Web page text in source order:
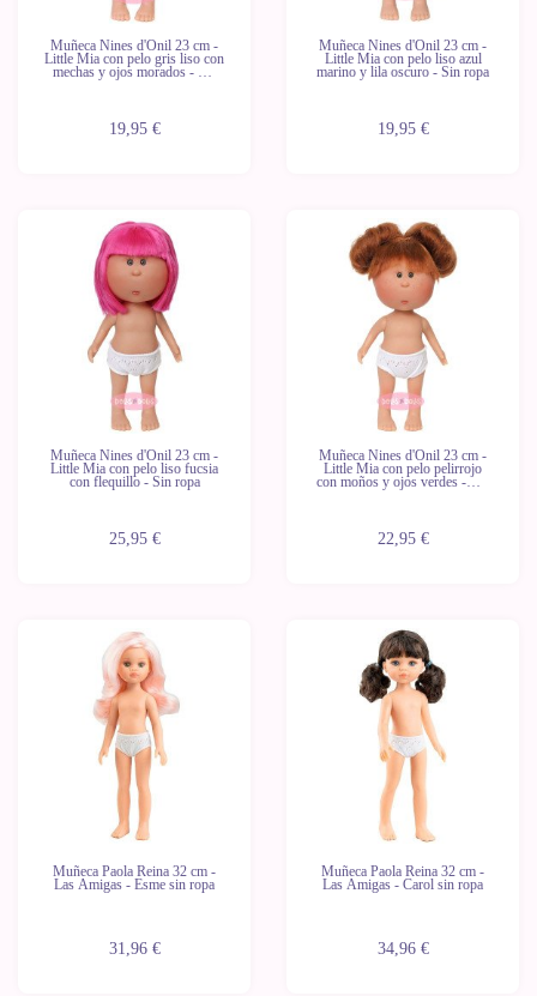
Muñeca Nines d'Onil 23 cm -
Little Mia con pelo gris liso con
mechas y ojos morados - Sin
19,95 €
Muñeca Nines d'Onil 23 cm -
Little Mia con pelo liso azul
marino y lila oscuro - Sin ropa
19,95 €
Muñeca Nines d'Onil 23 cm -
Little Mia con pelo liso fucsia
con flequillo - Sin ropa
25,95 €
Muñeca Nines d'Onil 23 cm -
Little Mia con pelo pelirrojo
con moños y ojos verdes - Sin
ropa
22,95 €
Muñeca Paola Reina 32 cm -
Las Amigas - Esme sin ropa
31,96 €
Muñeca Paola Reina 32 cm -
Las Amigas - Carol sin ropa
34,96 €